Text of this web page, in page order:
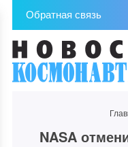
Обратная связь
NASA